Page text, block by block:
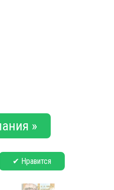
»
✔ Нравится